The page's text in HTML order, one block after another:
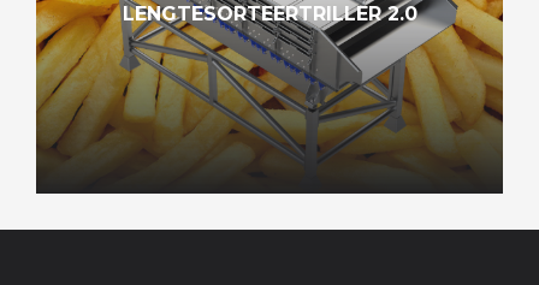
LENGTESORTEERTRILLER 2.0